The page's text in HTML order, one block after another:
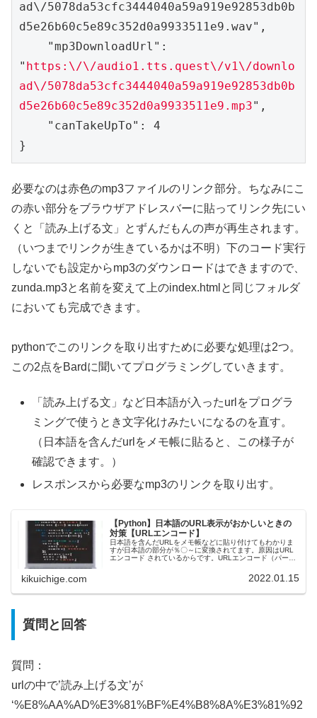
ad\/5078da53cfc3444040a59a919e92853db0b
d5e26b60c5e89c352d0a9933511e9.wav",
" https:\/\/audio1.tts.quest\/v1\/downlo
ad\/5078da53cfc3444040a59a919e92853db0b
d5e26b60c5e89c352d0a9933511e9.mp3",
}
必要なのは赤色のmp3ファイルのリンク部分。ちなみにこ
の赤い部分をブラウザアドレスバーに貼ってリンク先にい
くと「読み上げる文」とずんだもんの声が再生されます。
（いつまでリンクが生きているかは不明）下のコード実行
しないでも設定からmp3のダウンロードはできますので、
zunda.mp3と名前を変えて上のindex.htmlと同じフォルダ
においても完成できます。
pythonでこのリンクを取り出すために必要な処理は2つ。
この2点をBardに聞いてプログラミングしていきます。
「読み上げる文」など日本語が入ったurlをプログラ
ミングで使うとき文字化けみたいになるのを直す。
（日本語を含んだurlをメモ帳に貼ると、この様子が
確認できます。）
レスポンスから必要なmp3のリンクを取り出す。
【Python】日本語のURL表示がおかしいときの
対策【URLエンコード】
日本語を含んだURLをメモ帳などに貼り付けてもわかりま
すが日本語の部分が％〇～に変換されてます。原因はURL
エンコード されているからです。URLエンコード（パーセ
kikuichige.com 2022.01.15
質問と回答
質問：
urlの中で’読み上げる文’が
‘%E8%AA%AD%E3%81%BF%E4%B8%8A%E3%81%92